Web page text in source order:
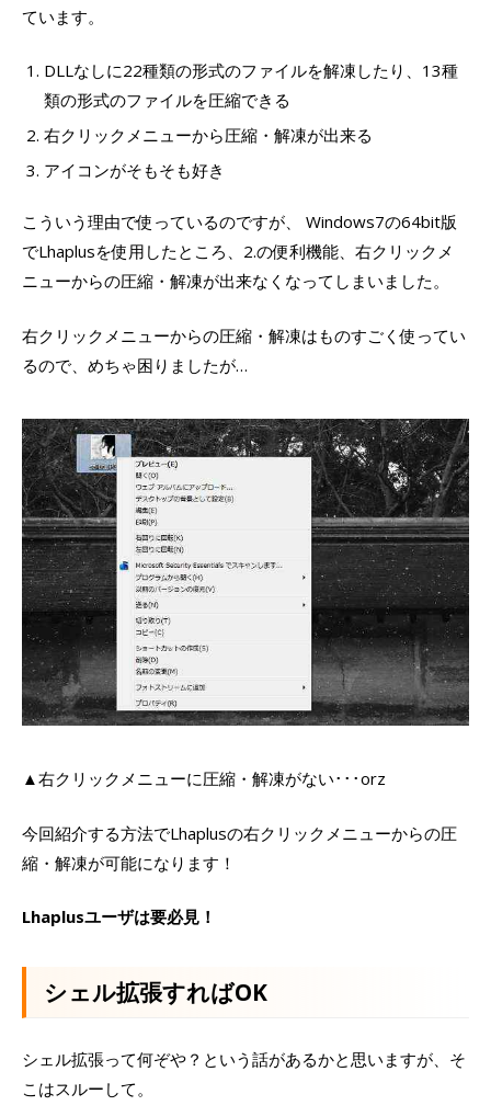
ています。
DLLなしに22種類の形式のファイルを解凍したり、13種
類の形式のファイルを圧縮できる
右クリックメニューから圧縮・解凍が出来る
アイコンがそもそも好き
こういう理由で使っているのですが、 Windows7の64bit版
でLhaplusを使用したところ、2.の便利機能、右クリックメ
ニューからの圧縮・解凍が出来なくなってしまいました。
右クリックメニューからの圧縮・解凍はものすごく使ってい
るので、めちゃ困りましたが…
▲右クリックメニューに圧縮・解凍がない･･･orz
今回紹介する方法でLhaplusの右クリックメニューからの圧
縮・解凍が可能になります！
Lhaplusユーザは要必見！
シェル拡張すればOK
シェル拡張って何ぞや？という話があるかと思いますが、そ
こはスルーして。